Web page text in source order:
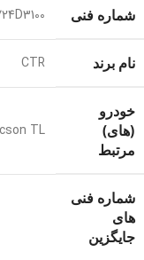
شماره فنی
نام برند CTR
خودرو
(های)
مرتبط
TL
شماره فنی
های
جایگزین